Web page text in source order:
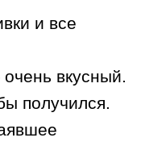
и все
вкусный.
получился.